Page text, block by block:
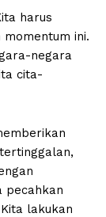
harus
ini.
negara
cita-
pecahkan
lakukan